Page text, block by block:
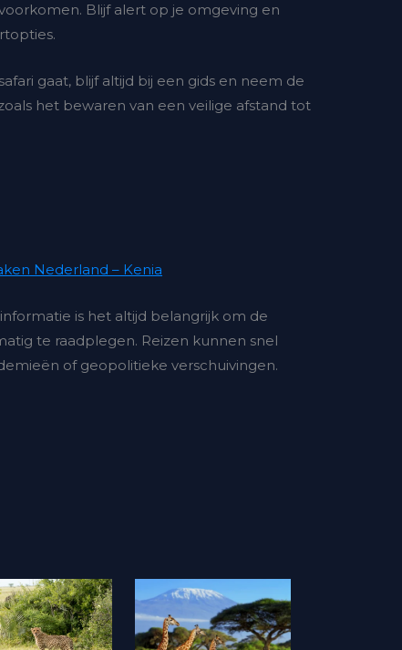
Blijf alert op je omgeving en
gaat, blijf altijd bij een gids en neem de
het bewaren van een veilige afstand tot
Nederland – Kenia
is het altijd belangrijk om de
te raadplegen. Reizen kunnen snel
of geopolitieke verschuivingen.